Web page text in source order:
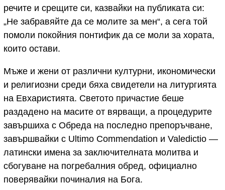
речите и срещите си, казвайки на публиката си:
„Не забравяйте да се молите за мен“, а сега той
помоли покойния понтифик да се моли за хората,
които остави.
Мъже и жени от различни културни, икономически
и религиозни среди бяха свидетели на литургията
на Евхаристията. Светото причастие беше
раздадено на масите от вярващи, а процедурите
завършиха с Обреда на последно препоръчване,
завършвайки с Ultimo Commendation и Valedictio —
латински имена за заключителната молитва и
сбогуване на погребалния обред, официално
поверявайки починалия на Бога.